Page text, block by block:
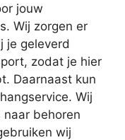
jouw
Wij zorgen er
je geleverd
zodat je hier
Daarnaast kun
Wij
naar behoren
wij